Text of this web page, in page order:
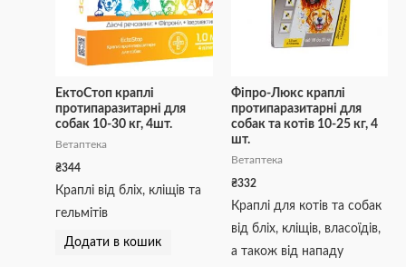
ЕктоСтоп краплі
протипаразитарні для
собак 10-30 кг, 4шт.
Ветаптека
₴344
Краплі від бліх, кліщів та
гельмітів
Додати в кошик
Фіпро-Люкс краплі
протипаразитарні для
собак та котів 10-25 кг, 4
шт.
Ветаптека
₴332
Краплі для котів та собак
від бліх, кліщів, власоїдів,
а також від нападу